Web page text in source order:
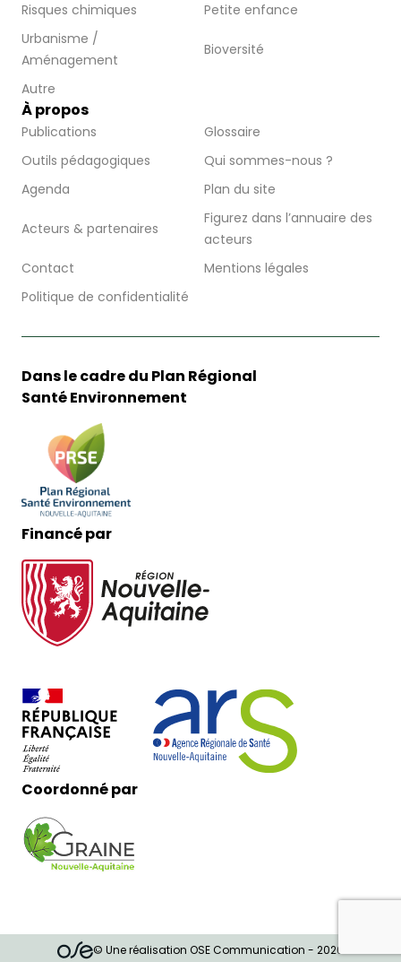
Risques chimiques
Petite enfance
Urbanisme /
Aménagement
Bioversité
Autre
À propos
Publications
Glossaire
Outils pédagogiques
Qui sommes-nous ?
Agenda
Plan du site
Acteurs & partenaires
Figurez dans l’annuaire des
acteurs
Contact
Mentions légales
Politique de confidentialité
Dans le cadre du Plan Régional
Santé Environnement
Financé par
Coordonné par
© Une réalisation OSE Communication - 2026